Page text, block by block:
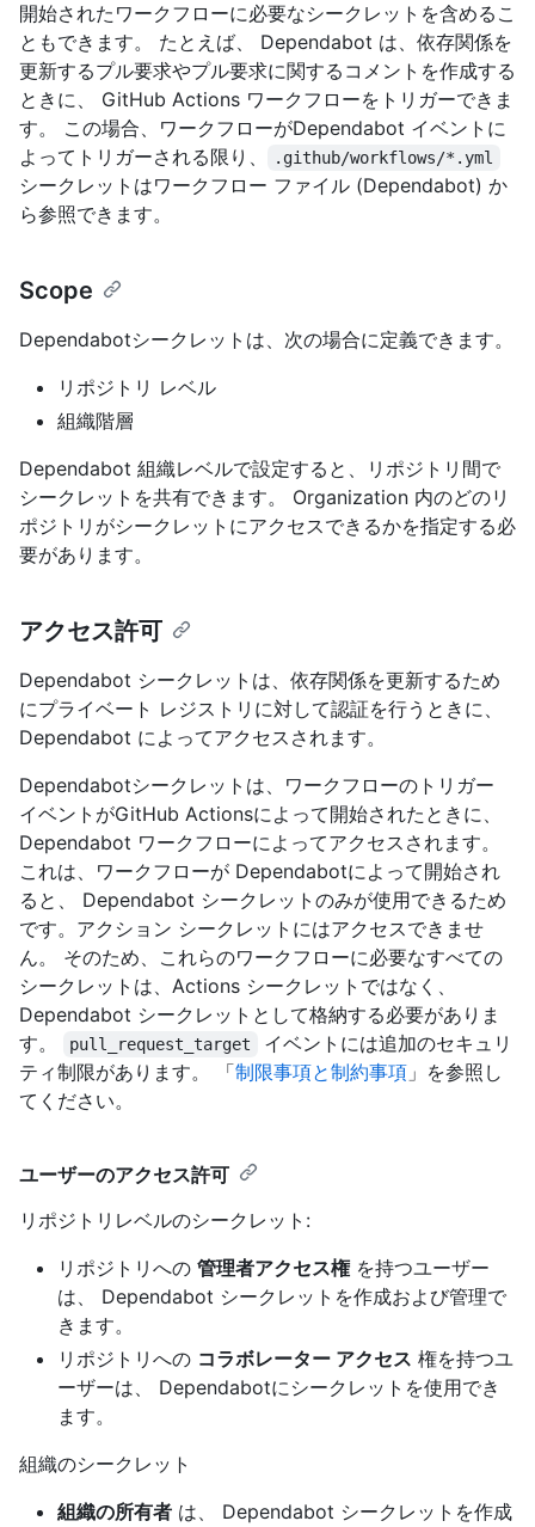
開始されたワークフローに必要なシークレットを含めるこ
ともできます。 たとえば、 Dependabot は、依存関係を
更新するプル要求やプル要求に関するコメントを作成する
ときに、 GitHub Actions ワークフローをトリガーできま
す。 この場合、ワークフローがDependabot イベントに
よってトリガーされる限り、
.github/workflows/*.yml
シークレットはワークフロー ファイル (Dependabot) か
ら参照できます。
Scope
Dependabotシークレットは、次の場合に定義できます。
リポジトリ レベル
組織階層
Dependabot 組織レベルで設定すると、リポジトリ間で
シークレットを共有できます。 Organization 内のどのリ
ポジトリがシークレットにアクセスできるかを指定する必
要があります。
アクセス許可
Dependabot シークレットは、依存関係を更新するため
にプライベート レジストリに対して認証を行うときに、
Dependabot によってアクセスされます。
Dependabotシークレットは、ワークフローのトリガー
イベントがGitHub Actionsによって開始されたときに、
Dependabot ワークフローによってアクセスされます。
これは、ワークフローが Dependabotによって開始され
ると、 Dependabot シークレットのみが使用できるため
です。アクション シークレットにはアクセスできませ
ん。 そのため、これらのワークフローに必要なすべての
シークレットは、Actions シークレットではなく、
Dependabot シークレットとして格納する必要がありま
す。
pull_request_target
イベントには追加のセキュリ
ティ制限があります。 「制限事項と制約事項 」を参照し
てください。
ユーザーのアクセス許可
リポジトリレベルのシークレット:
リポジトリへの 管理者アクセス権を持つユーザー
は、 Dependabot シークレットを作成および管理で
きます。
リポジトリへの コラボレーター アクセス 権を持つユ
ーザーは、 Dependabotにシークレットを使用でき
ます。
組織のシークレット
組織の所有者 は、 Dependabot シークレットを作成